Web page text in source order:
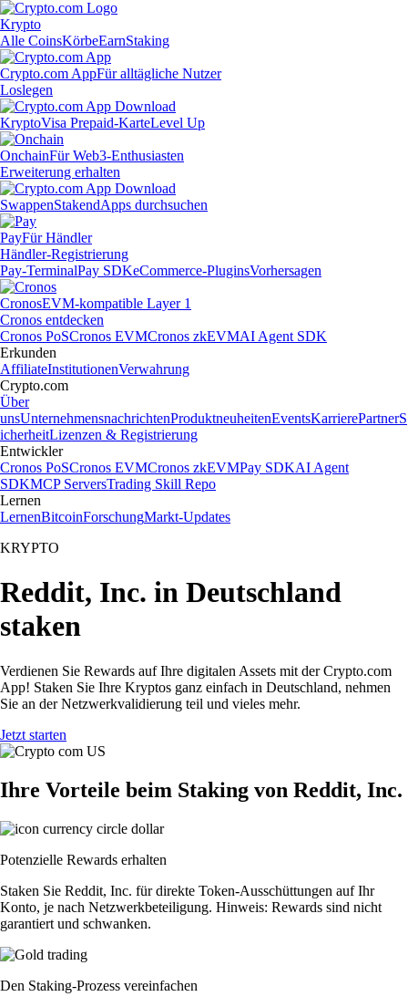
Krypto
Alle CoinsKörbeEarnStaking
Crypto.com AppFür alltägliche Nutzer
Loslegen
KryptoVisa Prepaid-KarteLevel Up
OnchainFür Web3-Enthusiasten
Erweiterung erhalten
SwappenStakendApps durchsuchen
PayFür Händler
Händler-Registrierung
Pay-TerminalPay SDKeCommerce-PluginsVorhersagen
CronosEVM-kompatible Layer 1
Cronos entdecken
Cronos PoSCronos EVMCronos zkEVMAI Agent SDK
Erkunden
AffiliateInstitutionenVerwahrung
Crypto.com
Über
unsUnternehmensnachrichtenProduktneuheitenEventsKarrierePartnerS
icherheitLizenzen & Registrierung
Entwickler
Cronos PoSCronos EVMCronos zkEVMPay SDKAI Agent
SDKMCP ServersTrading Skill Repo
Lernen
LernenBitcoinForschungMarkt-Updates
KRYPTO
Reddit, Inc. in Deutschland
staken
Verdienen Sie Rewards auf Ihre digitalen Assets mit der Crypto.com
App! Staken Sie Ihre Kryptos ganz einfach in Deutschland, nehmen
Sie an der Netzwerkvalidierung teil und vieles mehr.
Jetzt starten
Ihre Vorteile beim Staking von Reddit, Inc.
Potenzielle Rewards erhalten
Staken Sie Reddit, Inc. für direkte Token-Ausschüttungen auf Ihr
Konto, je nach Netzwerkbeteiligung. Hinweis: Rewards sind nicht
garantiert und schwanken.
Den Staking-Prozess vereinfachen